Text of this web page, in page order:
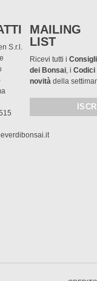
S.r.l.
MAILING
LIST
Ricevi tutti i
dei Bonsai , iCodici
novità della